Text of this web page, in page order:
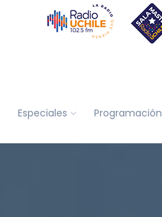
Especiales Programación